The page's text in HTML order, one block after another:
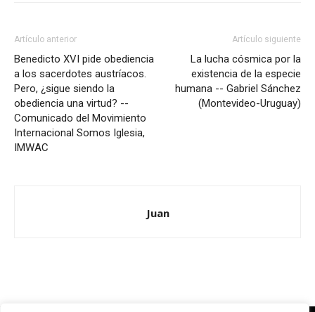
Artículo anterior
Benedicto XVI pide obediencia
a los sacerdotes austríacos.
Pero, ¿sigue siendo la
obediencia una virtud? --
Comunicado del Movimiento
Internacional Somos Iglesia,
IMWAC
Artículo siguiente
La lucha cósmica por la
existencia de la especie
humana -- Gabriel Sánchez
(Montevideo-Uruguay)
Juan